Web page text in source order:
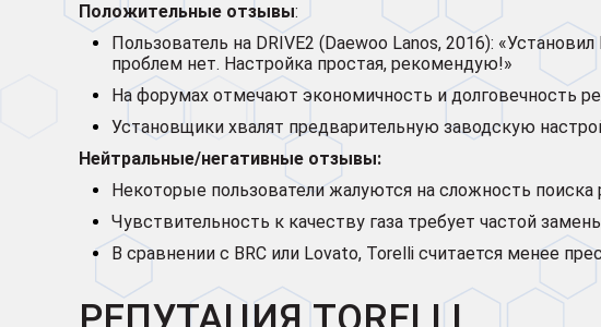
Положительные отзывы:
Пользователь на DRIVE2 (Daewoo Lanos, 2016):
проблем нет. Настройка простая, рекомендую!»
На форумах отмечают экономичность и долговечность
Установщики хвалят предварительную заводскую
Нейтральные/негативные отзывы:
Некоторые пользователи жалуются на сложность
Чувствительность к качеству газа требует частой
В сравнении с BRC или Lovato, Torelli считается менее